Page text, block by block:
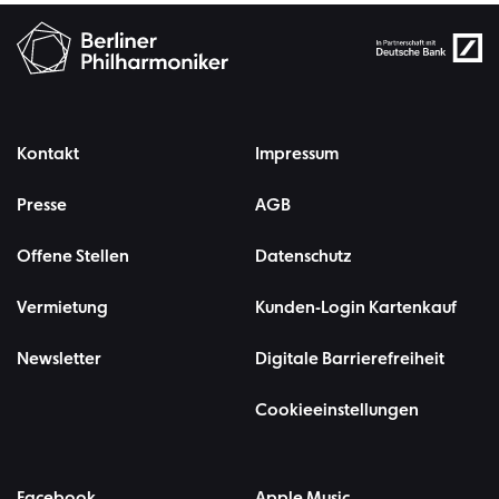
Kontakt
Presse
Offene Stellen
Vermietung
Newsletter
Impressum
AGB
Datenschutz
Kunden-Login Kartenkauf
Digitale Barrierefreiheit
Cookieeinstellungen